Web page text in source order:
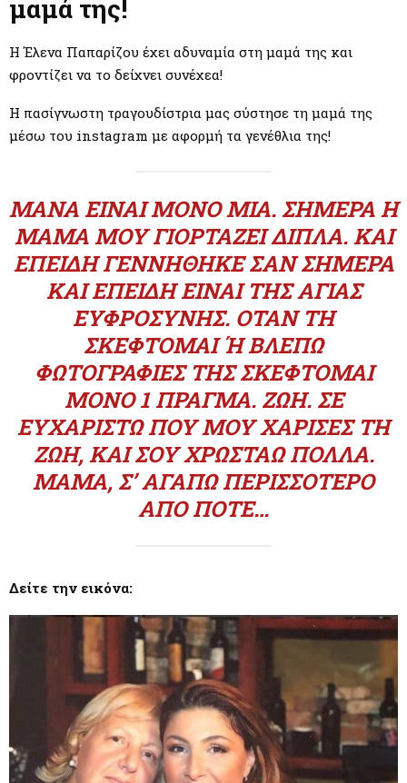
E
U
μαμά της!
Η Έλενα Παπαρίζου έχει αδυναμία στη μαμά της και
φροντίζει να το δείχνει συνέχεα!
Η πασίγνωστη τραγουδίστρια μας σύστησε τη μαμά της
μέσω του instagram με αφορμή τα γενέθλια της!
ΜΆΝΑ ΕΊΝΑΙ ΜΌΝΟ ΜΊΑ. ΣΉΜΕΡΑ Η
ΜΑΜΆ ΜΟΥ ΓΙΟΡΤΆΖΕΙ ΔΙΠΛΆ. ΚΑΙ
ΕΠΕΙΔΉ ΓΕΝΝΉΘΗΚΕ ΣΑΝ ΣΉΜΕΡΑ
ΚΑΙ ΕΠΕΙΔΉ ΕΊΝΑΙ ΤΗΣ ΑΓΊΑΣ
ΕΥΦΡΟΣΎΝΗΣ. ΌΤΑΝ ΤΗ
ΣΚΈΦΤΟΜΑΙ Ή ΒΛΈΠΩ Φ
ΩΤΟΓΡΑΦΊΕΣ ΤΗΣ ΣΚΈΦΤΟΜΑΙ Μ
ΌΝΟ 1 ΠΡΆΓΜΑ. ΖΩΉ. ΣΕ Ε
ΥΧΑΡΙΣΤΏ ΠΟΥ ΜΟΥ ΧΆΡΙΣΕΣ ΤΗ Ζ
ΩΉ, ΚΑΙ ΣΟΥ ΧΡΩΣΤΆΩ ΠΟΛΛΆ. Μ
ΑΜΆ, Σ’ ΑΓΑΠΏ ΠΕΡΙΣΣΌΤΕΡΟ Α
ΠΌ ΠΟΤΈ…
Δείτε την εικόνα: